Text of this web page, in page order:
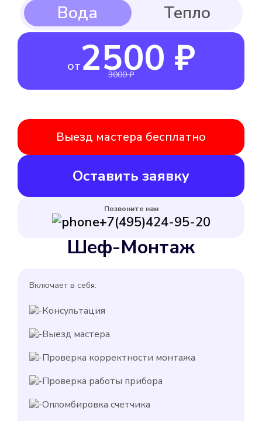
Шеф-Монтаж
Включает в себя:
Консультация
Выезд мастера
Проверка корректности монтажа
Проверка работы прибора
Опломбировка счетчика
от2500 ₽
3000 ₽
Выезд мастера бесплатно
Оставить заявку
Позвоните нам
+7(495)424-95-20